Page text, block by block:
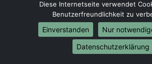
Umzug von Neuss nach Essen
Umzug von Neuss nach Bremen
Umzug von Neuss nach Dresden
Umzug von Neuss nach Hannover
Diese Internetseite verwendet
Benutzerfreundlichkeit zu
Einverstanden
Nur
Datenschutzerklärung